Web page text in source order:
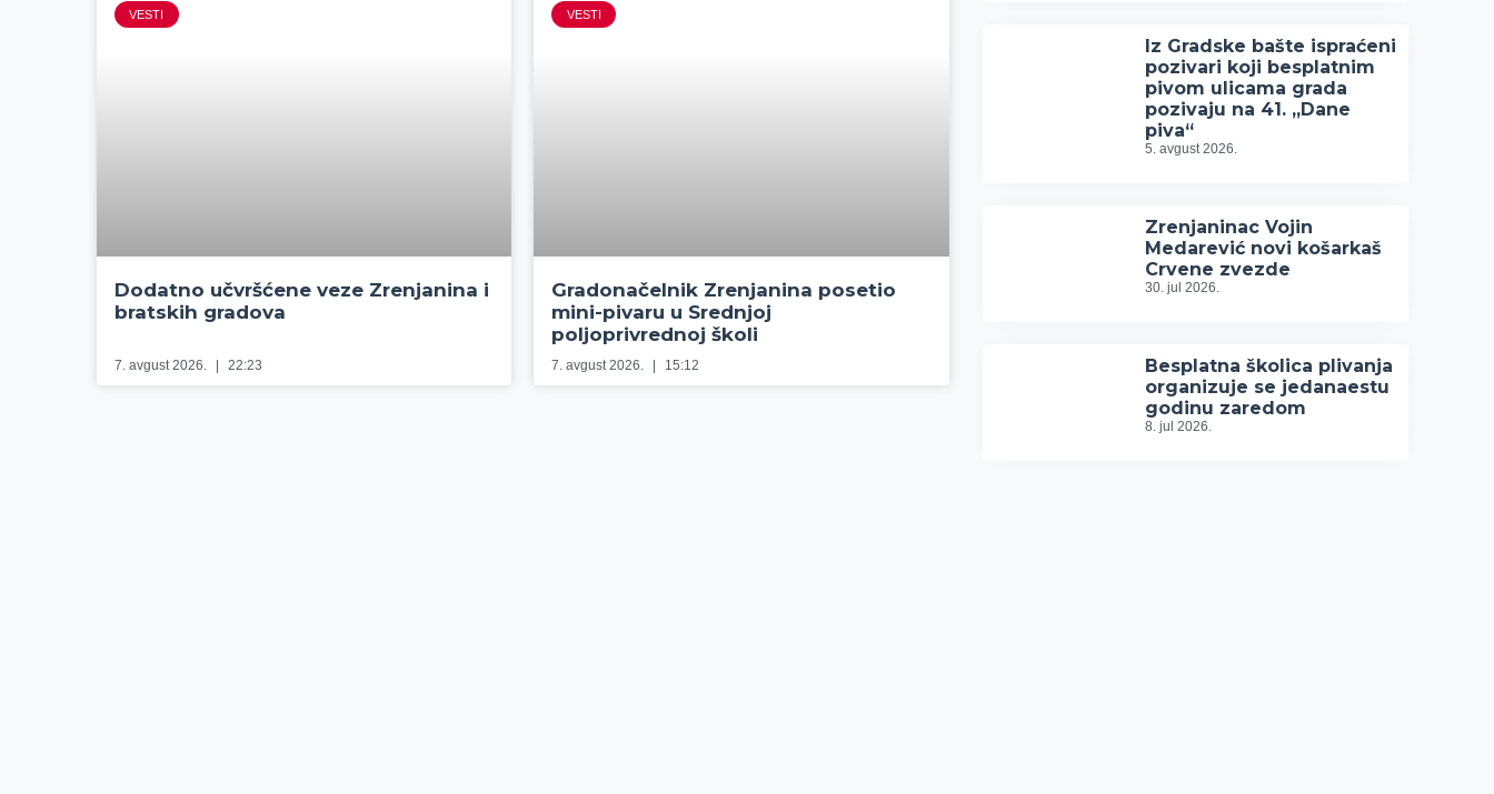
VESTI
Dodatno učvršćene veze Zrenjanina i
bratskih gradova
7. avgust 2026. 22:23
VESTI
Gradonačelnik Zrenjanina posetio
mini-pivaru u Srednjoj
poljoprivrednoj školi
7. avgust 2026. 15:12
Iz Gradske bašte ispraćeni
pozivari koji besplatnim
pivom ulicama grada
pozivaju na 41. „Dane
piva“
5. avgust 2026.
Zrenjaninac Vojin
Medarević novi košarkaš
Crvene zvezde
30. jul 2026.
Besplatna školica plivanja
organizuje se jedanaestu
godinu zaredom
8. jul 2026.